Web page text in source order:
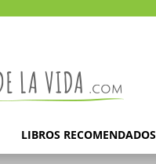
la
vida
LIBROS RECOMENDADOS